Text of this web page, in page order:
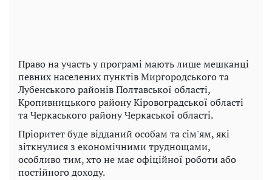
Право на участь у програмі мають лише мешканці
певних населених пунктів Миргородського та
Лубенського районів Полтавської області,
Кропивницького району Кіровоградської області
та Черкаського району Черкаської області.
Пріоритет буде відданий особам та сім'ям, які
зіткнулися з економічними труднощами,
особливо тим, хто не має офіційної роботи або
постійного доходу.